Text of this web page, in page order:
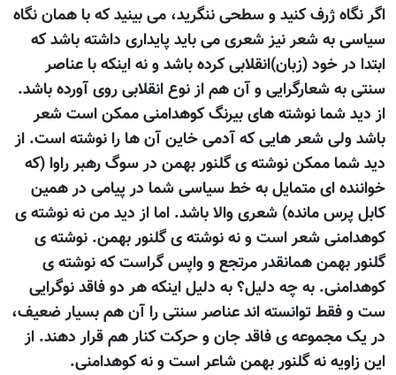
اگر نگاه ژرف کنيد و سطحی ننگريد، می بينيد که با همان نگاه
سياسی به شعر نيز شعری می بايد پايداری داشته باشد که
ابتدا در خود (زبان)انقلابی کرده باشد و نه اينکه با عناصر
سنتی به شعارگرايی و آن هم از نوع انقلابی روی آورده باشد.
از ديد شما نوشته های بيرنگ کوهدامنی ممکن است شعر
باشد ولی شعر هايی که آدمی خاين آن ها را نوشته است. از
ديد شما ممکن نوشته ی گلنور بهمن در سوگ رهبر راوا (که
خواننده ای متمايل به خط سياسی شما در پيامی در همين
کابل پرس مانده) شعری والا باشد. اما از ديد من نه نوشته ی
کوهدامنی شعر است و نه نوشته ی گلنور بهمن. نوشته ی
گلنور بهمن همانقدر مرتجع و واپس گراست که نوشته ی
کوهدامنی. به چه دليل؟ به دليل اينکه هر دو فاقد نوگرايی
ست و فقط توانسته اند عناصر سنتی را آن هم بسيار ضعيف،
در يک مجموعه ی فاقد جان و حرکت کنار هم قرار دهند. از
اين زاويه نه گلنور بهمن شاعر است و نه کوهدامنی.